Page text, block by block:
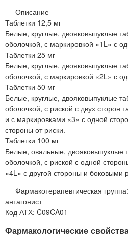
Описание
Таблетки 12,5 мг
Белые, круглые, двояковыпуклые
оболочкой, с маркировкой «1L» с
Таблетки 25 мг
Белые, круглые, двояковыпуклые
оболочкой, с маркировкой «2L» с
Таблетки 50 мг
Белые, круглые, двояковыпуклые
оболочкой, с риской с двух сторон
и с маркировками «3» с одной
стороны от риски.
Таблетки 100 мг
Белые, овальные, двояковыпуклые
оболочкой, с риской с одной
«4L» с другой стороны и боковыми
Фармакотерапевтическая
антагонист
Код АТХ: C09CA01
Фармакологические